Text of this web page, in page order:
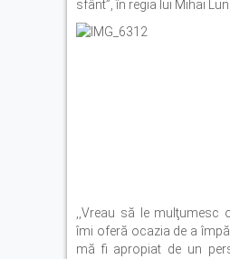
sfânt”, în regia lui Mihai
,,Vreau să le mulţumesc
îmi oferă ocazia de a
mă fi apropiat de un